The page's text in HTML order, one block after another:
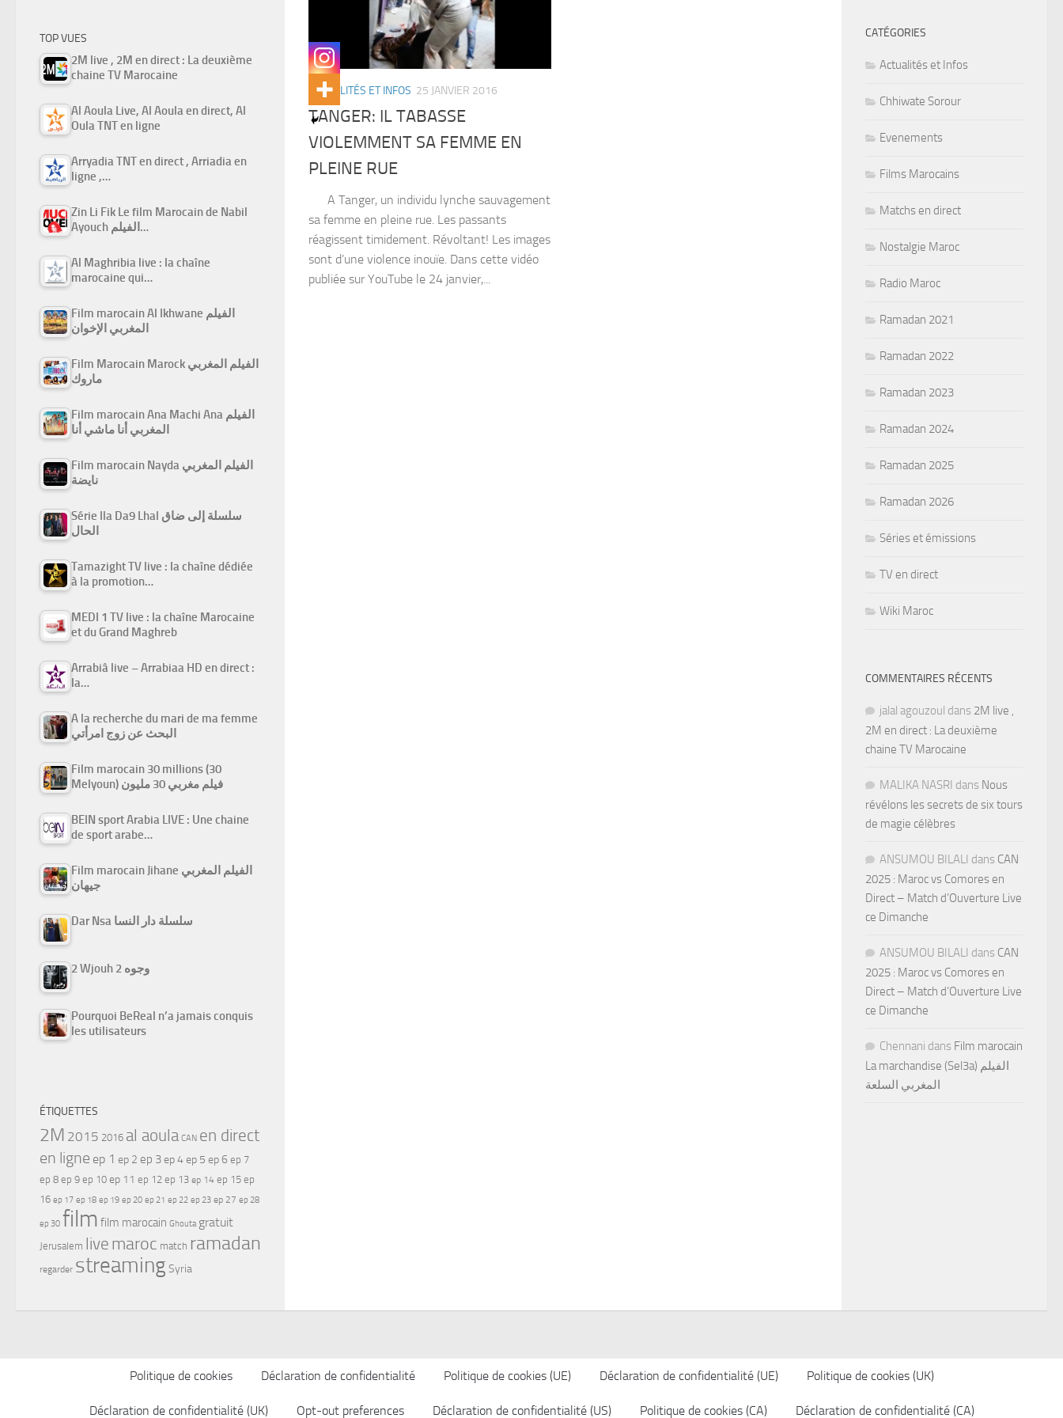
ACTUALITÉS ET INFOS 25 JANVIER 2016
TANGER: IL TABASSE
VIOLEMMENT SA FEMME EN
PLEINE RUE
A Tanger, un individu lynche sauvagement
sa femme en pleine rue. Les passants
réagissent timidement. Révoltant! Les images
sont d’une violence inouïe. Dans cette vidéo
publiée sur YouTube le 24 janvier,...
TOP VUES
2M live , 2M en direct : La deuxième
chaine TV Marocaine
Al Aoula Live, Al Aoula en direct, Al
Oula TNT en ligne
Arryadia TNT en direct , Arriadia en
ligne ,…
Zin Li Fik Le film Marocain de Nabil
Ayouch الفيلم…
Al Maghribia live : la chaîne
marocaine qui…
Film marocain Al Ikhwane الفيلم
المغربي الإخوان
Film Marocain Marock الفيلم المغربي
ماروك
Film marocain Ana Machi Ana الفيلم
المغربي أنا ماشي أنا
Film marocain Nayda الفيلم المغربي
نايضة
Série Ila Da9 Lhal سلسلة إلى ضاق
الحال
Tamazight TV live : la chaîne dédiée
à la promotion…
MEDI 1 TV live : la chaîne Marocaine
et du Grand Maghreb
Arrabiâ live – Arrabiaa HD en direct :
la…
A la recherche du mari de ma femme
البحث عن زوج امرأتي
Film marocain 30 millions (30
Melyoun) فيلم مغربي 30 مليون
BEIN sport Arabia LIVE : Une chaine
de sport arabe…
Film marocain Jihane الفيلم المغربي
جيهان
Dar Nsa سلسلة دار النسا
2 Wjouh 2 وجوه
Pourquoi BeReal n’a jamais conquis
les utilisateurs
ÉTIQUETTES
2M 2015 2016 al aoula CAN en direct
en ligne ep 1 ep 2 ep 3ep 4ep 5 ep 6 ep 7
ep 8 ep 9 ep 10 ep 11 ep 12 ep 13 ep 14 ep 15 ep
16 ep 17 ep 18 ep 19 ep 20 ep 21 ep 22 ep 23 ep 27 ep 28
ep 30 film film marocain Ghouta gratuit
Jerusalem live maroc match ramadan
regarder streamingSyria
CATÉGORIES
Actualités et Infos
Chhiwate Sorour
Evenements
Films Marocains
Matchs en direct
Nostalgie Maroc
Radio Maroc
Ramadan 2021
Ramadan 2022
Ramadan 2023
Ramadan 2024
Ramadan 2025
Ramadan 2026
Séries et émissions
TV en direct
Wiki Maroc
COMMENTAIRES RÉCENTS
jalal agouzoul dans 2M live ,
2M en direct : La deuxième
chaine TV Marocaine
MALIKA NASRI dans Nous
révélons les secrets de six tours
de magie célèbres
ANSUMOU BILALI dans CAN
2025 : Maroc vs Comores en
Direct – Match d’Ouverture Live
ce Dimanche
ANSUMOU BILALI dans CAN
2025 : Maroc vs Comores en
Direct – Match d’Ouverture Live
ce Dimanche
Chennani dans Film marocain
La marchandise (Sel3a) الفيلم
المغربي السلعة
Politique de cookies Déclaration de confidentialité Politique de cookies (UE) Déclaration de confidentialité (UE) Politique de cookies (UK)
Déclaration de confidentialité (UK) Opt-out preferences Déclaration de confidentialité (US) Politique de cookies (CA) Déclaration de confidentialité (CA)